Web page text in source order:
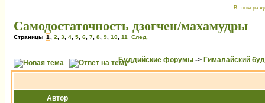
В этом
Самодостаточность дзогчен/махамудры
Страницы 1 2 3 4 5 6 7 8 9 10 11 След.
Буддийские форумы -> Гималайский
Автор